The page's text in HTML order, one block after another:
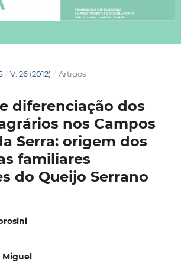
/ V. 26 (2012) / Artigos
diferenciação dos
nos Campos
Serra: origem dos
familiares
do Queijo Serrano
Miguel